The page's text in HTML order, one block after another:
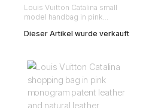
Louis Vuitton Catalina small
model handbag in pink
natural leather
Dieser Artikel wurde verkauft